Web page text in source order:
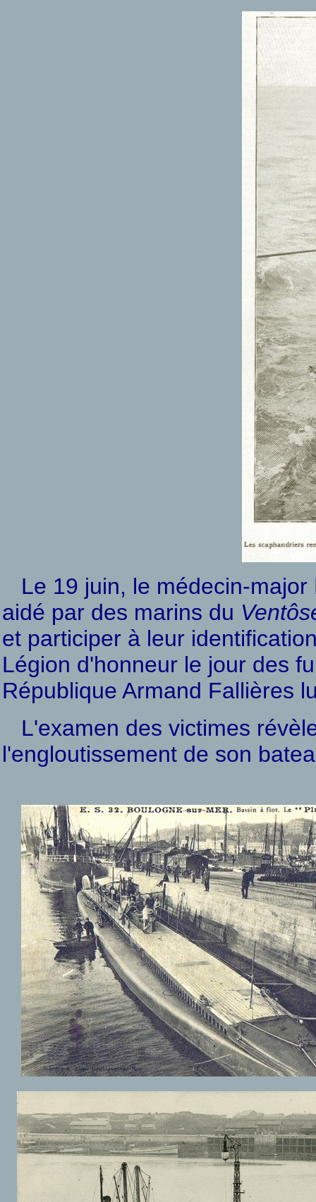
Le 19 juin, le médecin-major
aidé par des marins du
et participer à leur
Légion d'honneur le jour des
République Armand Fallières
L'examen des victimes
l'engloutissement de son